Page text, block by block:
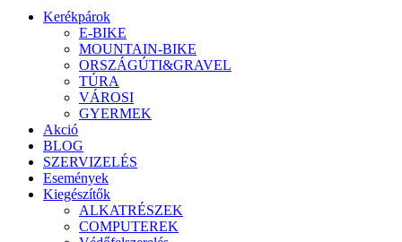
Kerékpárok
E-BIKE
MOUNTAIN-BIKE
ORSZÁGÚTI&GRAVEL
TÚRA
VÁROSI
GYERMEK
Akció
BLOG
SZERVIZELÉS
Események
Kiegészítők
ALKATRÉSZEK
COMPUTEREK